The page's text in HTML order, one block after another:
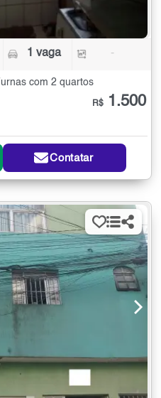
1 vaga -
com 2 quartos
R$ 1.500
Contatar